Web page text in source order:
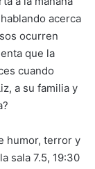
acerca
ocurren
que la
cuando
a su familia y
humor, terror y
sala 7.5, 19:30